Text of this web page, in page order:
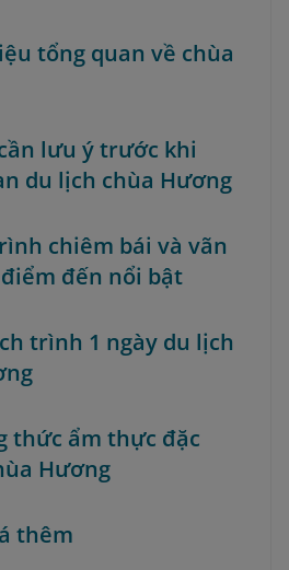
tổng quan về chùa
lưu ý trước khi
du lịch chùa Hương
chiêm bái và vãn
đến nổi bật
trình 1 ngày du lịch
thức ẩm thực đặc
Hương
thêm